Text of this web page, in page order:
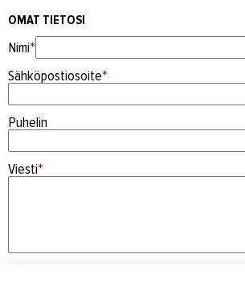
OMAT TIETOSI
Nimi*
Sähköpostiosoite*
Puhelin
Viesti*